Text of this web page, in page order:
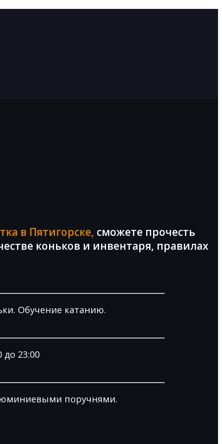
в Пятигорске, сможете прочесть
коньков и инвентаря, правилах
Обучение катанию.
до 23:00
поручнями.